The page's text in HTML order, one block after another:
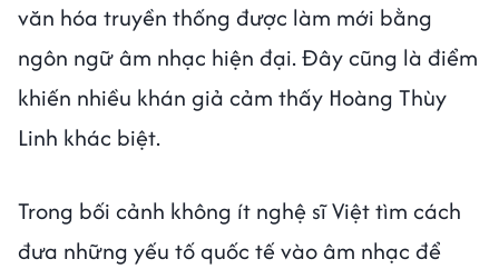
văn hóa truyền thống được làm mới bằng
ngôn ngữ âm nhạc hiện đại. Đây cũng là điểm
khiến nhiều khán giả cảm thấy Hoàng Thùy
Linh khác biệt.
Trong bối cảnh không ít nghệ sĩ Việt tìm cách
đưa những yếu tố quốc tế vào âm nhạc để